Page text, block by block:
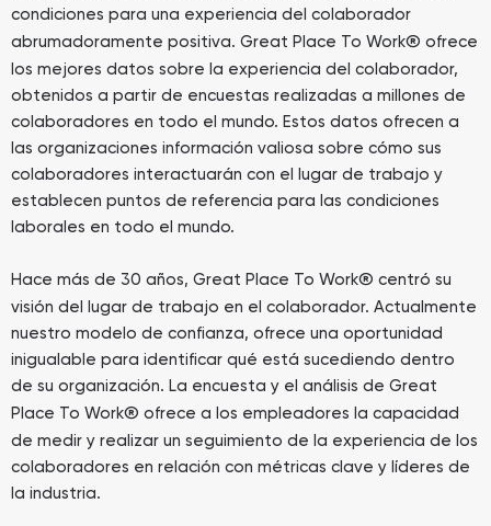
condiciones para una experiencia del colaborador
abrumadoramente positiva. Great Place To Work® ofrece
los mejores datos sobre la experiencia del colaborador,
obtenidos a partir de encuestas realizadas a millones de
colaboradores en todo el mundo. Estos datos ofrecen a
las organizaciones información valiosa sobre cómo sus
colaboradores interactuarán con el lugar de trabajo y
establecen puntos de referencia para las condiciones
laborales en todo el mundo.
Hace más de 30 años, Great Place To Work® centró su
visión del lugar de trabajo en el colaborador. Actualmente
nuestro modelo de confianza, ofrece una oportunidad
inigualable para identificar qué está sucediendo dentro
de su organización. La encuesta y el análisis de Great
Place To Work® ofrece a los empleadores la capacidad
de medir y realizar un seguimiento de la experiencia de los
colaboradores en relación con métricas clave y líderes de
la industria.